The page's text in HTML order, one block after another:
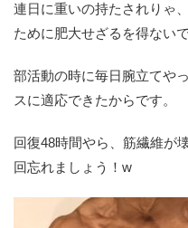
連日に重いの持たされりゃ
ために肥大せざるを得ない
部活動の時に毎日腕立てや
スに適応できたからです。
回復48時間やら、筋繊維が
回忘れましょう！w